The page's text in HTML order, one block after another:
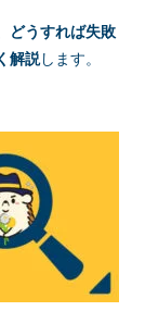
どうすれば失敗
解説します。